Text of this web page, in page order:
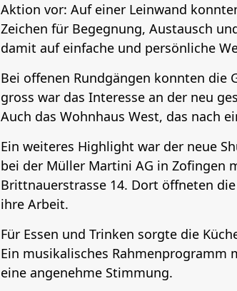
Aktion vor: Auf einer Leinwand
Zeichen für Begegnung, Austausch
damit auf einfache und persönliche
Bei offenen Rundgängen konnten die
gross war das Interesse an der neu
Auch das Wohnhaus West, das nach
Ein weiteres Highlight war der neue
bei der Müller Martini AG in Zofingen
Brittnauerstrasse 14. Dort öffneten
ihre Arbeit.
Für Essen und Trinken sorgte die
Ein musikalisches Rahmenprogramm
eine angenehme Stimmung.